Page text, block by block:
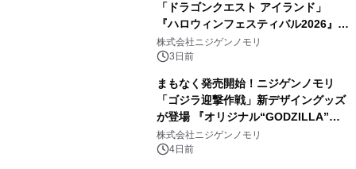
「ドラゴンクエスト アイランド」
『ハロウィンフェスティバル2026』開
催決定！ ～いたずらモンスターたちが
やってきた！？～
株式会社ニジゲンノモリ
3日前
まもなく発売開始！ニジゲンノモリ
「ゴジラ迎撃作戦」新デザイングッズ
が登場 『オリジナル“GODZILLA”フ
ィギュア付きプレミアムチケット』 8
月8日（土）より新登場！
株式会社ニジゲンノモリ
4日前